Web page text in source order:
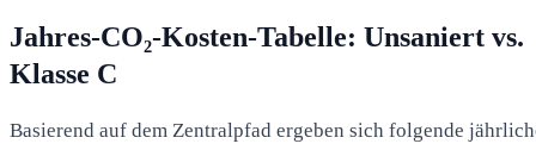
Jahres-CO₂-Kosten-Tabelle: Unsaniert vs.
Klasse C
Basierend auf dem Zentralpfad ergeben sich folgende